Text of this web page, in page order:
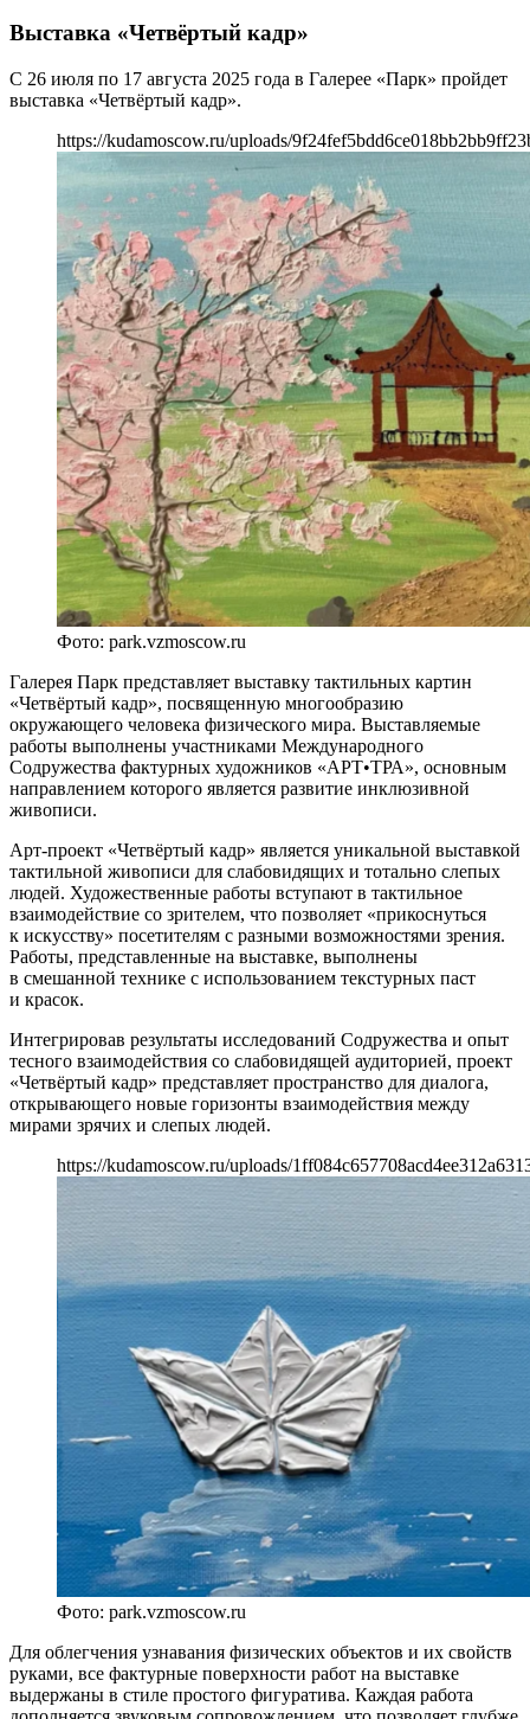
Выставка «Четвёртый кадр»
С 26 июля по 17 августа 2025 года в Галерее «Парк» пройдет
выставка «Четвёртый кадр».
https://kudamoscow.ru/uploads/
Фото: park.vzmoscow.ru
Галерея Парк представляет выставку тактильных картин
«Четвёртый кадр», посвященную многообразию
окружающего человека физического мира. Выставляемые
работы выполнены участниками Международного
Содружества фактурных художников «АРТ•ТРА», основным
направлением которого является развитие инклюзивной
живописи.
Арт-проект «Четвёртый кадр» является уникальной выставкой
тактильной живописи для слабовидящих и тотально слепых
людей. Художественные работы вступают в тактильное
взаимодействие со зрителем, что позволяет «прикоснуться
к искусству» посетителям с разными возможностями зрения.
Работы, представленные на выставке, выполнены
в смешанной технике с использованием текстурных паст
и красок.
Интегрировав результаты исследований Содружества и опыт
тесного взаимодействия со слабовидящей аудиторией, проект
«Четвёртый кадр» представляет пространство для диалога,
открывающего новые горизонты взаимодействия между
мирами зрячих и слепых людей.
https://kudamoscow.ru/uploads/
Фото: park.vzmoscow.ru
Для облегчения узнавания физических объектов и их свойств
руками, все фактурные поверхности работ на выставке
выдержаны в стиле простого фигуратива. Каждая работа